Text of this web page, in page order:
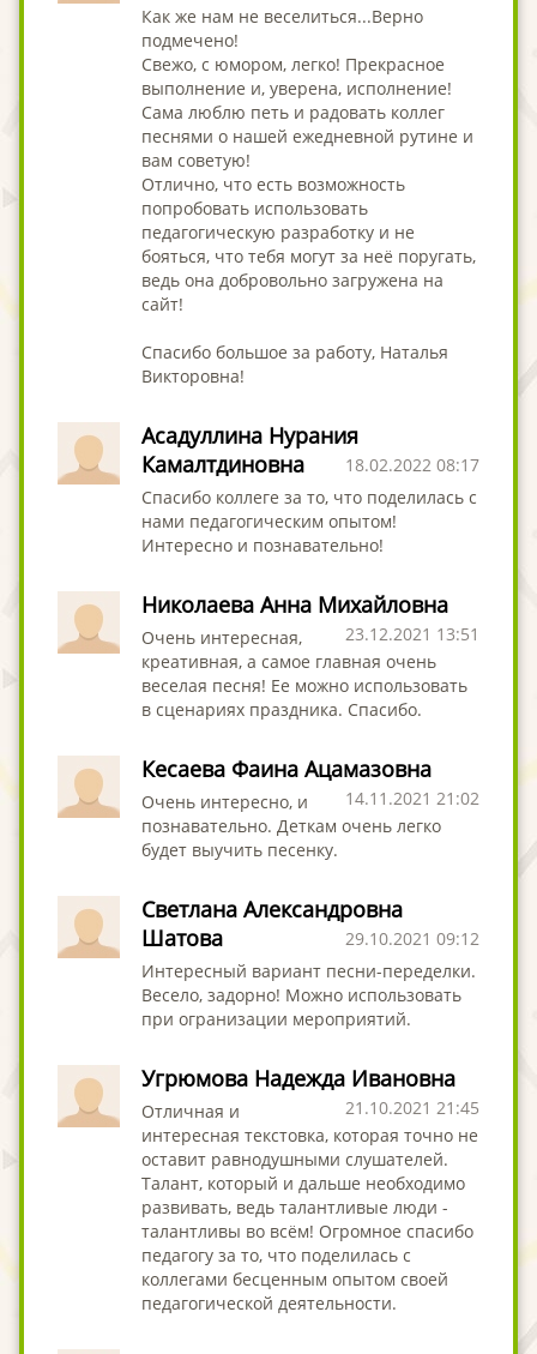
Как же нам не веселиться...Верно
подмечено!
Свежо, с юмором, легко! Прекрасное
выполнение и, уверена, исполнение!
Сама люблю петь и радовать коллег
песнями о нашей ежедневной рутине и
вам советую!
Отлично, что есть возможность
попробовать использовать
педагогическую разработку и не
бояться, что тебя могут за неё поругать,
ведь она добровольно загружена на
сайт!
Спасибо большое за работу, Наталья
Викторовна!
Асадуллина Нурания
Камалтдиновна
18.02.2022 08:17
Cпасибо коллеге за то, что поделилась с
нами педагогическим опытом!
Интересно и познавательно!
Николаева Анна Михайловна
23.12.2021 13:51
Очень интересная,
креативная, а самое главная очень
веселая песня! Ее можно использовать
в сценариях праздника. Спасибо.
Кесаева Фаина Ацамазовна
14.11.2021 21:02
Очень интересно, и
познавательно. Деткам очень легко
будет выучить песенку.
Светлана Александровна
Шатова
29.10.2021 09:12
Интересный вариант песни-переделки.
Весело, задорно! Можно использовать
при огранизации мероприятий.
Угрюмова Надежда Ивановна
21.10.2021 21:45
Отличная и
интересная текстовка, которая точно не
оставит равнодушными слушателей.
Талант, который и дальше необходимо
развивать, ведь талантливые люди -
талантливы во всём! Огромное спасибо
педагогу за то, что поделилась с
коллегами бесценным опытом своей
педагогической деятельности.